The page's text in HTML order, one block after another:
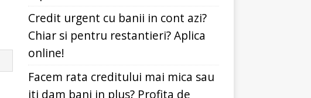
Credit urgent cu banii in cont azi?
Chiar si pentru restantieri? Aplica
online!
Facem rata creditului mai mica sau
iti dam bani in plus? Profita de